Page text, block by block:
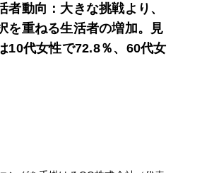
者動向：大きな挑戦より、
を重ねる生活者の増加。見
10代女性で72.8％、60代女